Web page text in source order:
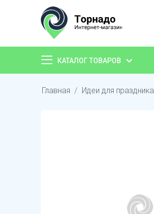
КАТАЛОГ ТОВАРОВ
Главная / Идеи для праздника